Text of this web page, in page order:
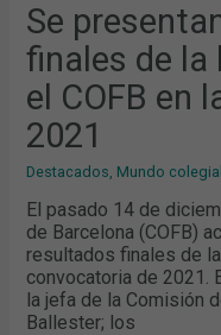
Se
finales de la
el COFB en
2021
Destacados, Mundo colegial
El pasado 14 de
de Barcelona (COFB)
resultados finales de
convocatoria de 2021.
la jefa de la Comisión
Ballester; los